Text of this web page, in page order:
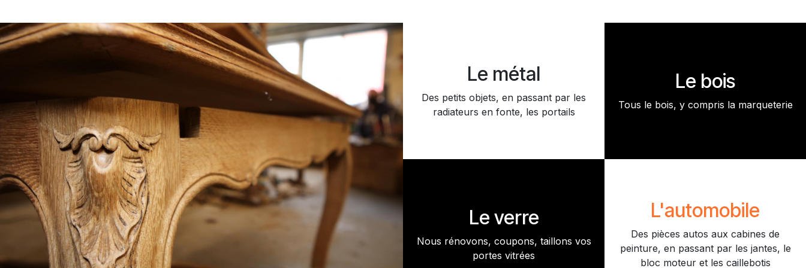
Le métal
Des petits objets, en passant par les
radiateurs en fonte, les portails
Le bois
Tous le bois, y compris la marqueterie
Le verre
Nous rénovons, coupons, taillons vos
portes vitrées
L'automobile
Des pièces autos aux cabines de
peinture, en passant par les jantes, le
bloc moteur et les caillebotis